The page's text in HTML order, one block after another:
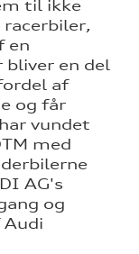
til ikke
en
bliver en del
af
og får
vundet
med
AG's
og